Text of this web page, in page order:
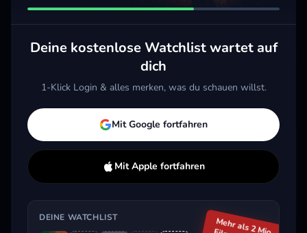
Clown in a Cornfield
Merken
Mehr
Carrie - Des Satans jüngste Tochter
Merken
Mehr
Aktuell im Trend
Deine kostenlose Watchlist wartet auf
dich
1-Klick Login & alles merken, was du schauen willst.
Mit Google fortfahren
Mit Apple fortfahren
DEINE WATCHLIST Mehr als 2 Mio.